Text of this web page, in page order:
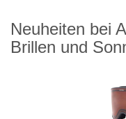
Neuheiten bei
Brillen und